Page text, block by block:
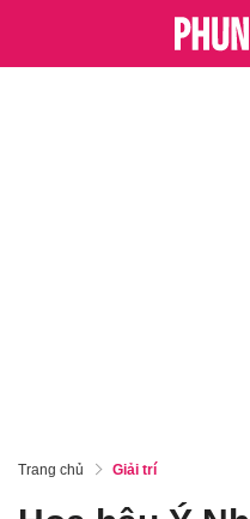
Trang chủ Giải trí